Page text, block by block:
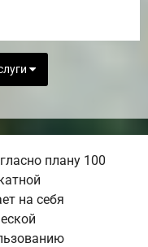
плану 100
на себя